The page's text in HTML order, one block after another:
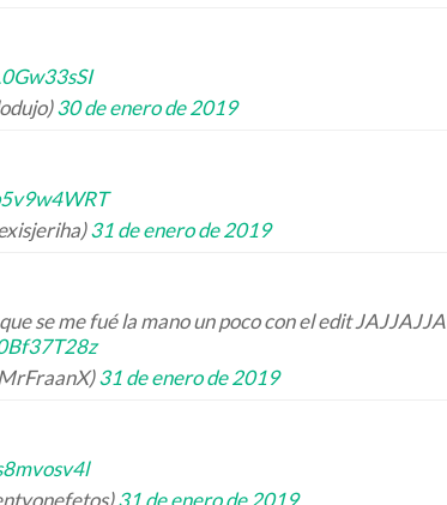
30 de enero de 2019
31 de enero de 2019
se me fué la mano un poco con el edit JAJJAJJA
31 de enero de 2019
31 de enero de 2019